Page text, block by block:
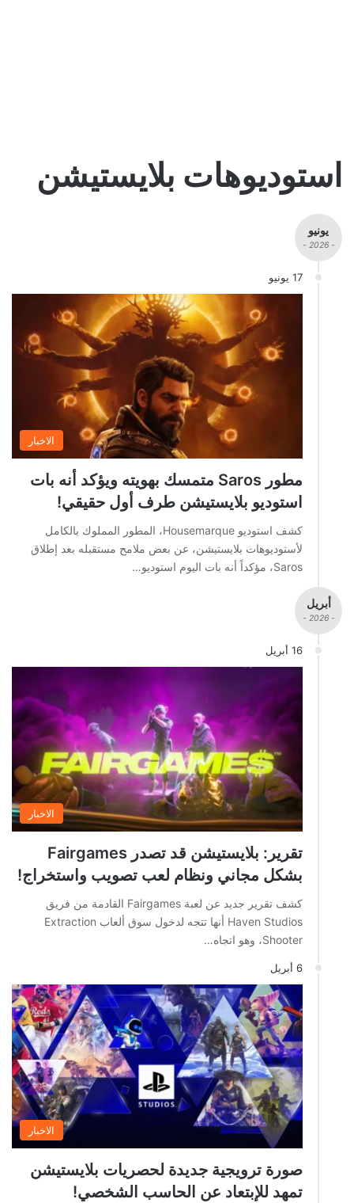
استوديوهات بلايستيشن
يونيو
- 2026 -
17 يونيو
الاخبار
مطور Saros متمسك بهويته ويؤكد أنه بات
استوديو بلايستيشن طرف أول حقيقي!
كشف استوديو Housemarque، المطور المملوك بالكامل
لأستوديوهات بلايستيشن، عن بعض ملامح مستقبله بعد إطلاق
Saros، مؤكداً أنه بات اليوم استوديو…
أبريل
- 2026 -
16 أبريل
الاخبار
تقرير: بلايستيشن قد تصدر Fairgames
بشكل مجاني ونظام لعب تصويب واستخراج!
كشف تقرير جديد عن لعبة Fairgames القادمة من فريق
Haven Studios أنها تتجه لدخول سوق ألعاب Extraction
Shooter، وهو اتجاه…
6 أبريل
الاخبار
صورة ترويجية جديدة لحصريات بلايستيشن
تمهد للإبتعاد عن الحاسب الشخصي!